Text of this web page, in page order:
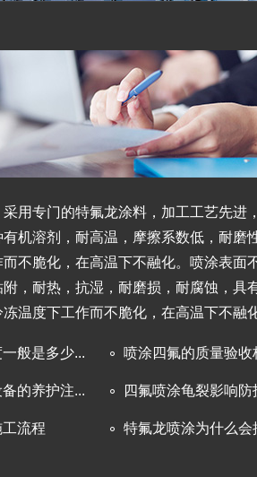
用专门的特氟龙涂料，加工工艺先进
机溶剂，耐高温，摩擦系数低，耐磨
不脆化，在高温下不融化。喷涂表面
，耐热，抗湿，耐磨损，耐腐蚀，具
温度下工作而不脆化，在高温下不融
般是多少... 喷涂四氟的质量验收
的养护注... 四氟喷涂龟裂影响防
流程 特氟龙喷涂为什么会